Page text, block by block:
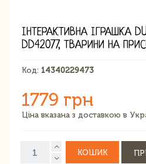
ІНТЕРАКТИВНА ІГРАШКА
DD42077, ТВАРИНИ НА
Код: 14340229473
1779 грн
Ціна вказана з доставкою в
КОШИК